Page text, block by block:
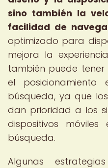
sino también la
facilidad de
optimizado para
mejora la
también puede
el
búsqueda, ya que
dan prioridad a los
dispositivos
búsqueda.
Algunas